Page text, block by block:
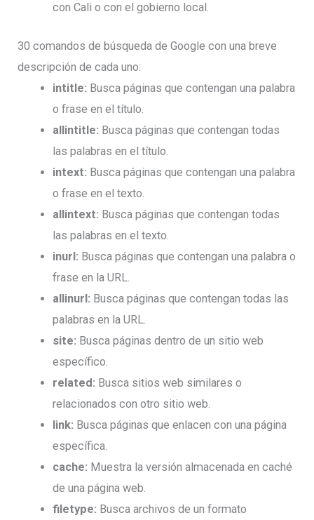
con Cali o con el gobierno local.
30 comandos de búsqueda de Google con una breve
descripción de cada uno:
intitle: Busca páginas que contengan una palabra
o frase en el título.
allintitle: Busca páginas que contengan todas
las palabras en el título.
intext: Busca páginas que contengan una palabra
o frase en el texto.
allintext: Busca páginas que contengan todas
las palabras en el texto.
inurl: Busca páginas que contengan una palabra o
frase en la URL.
allinurl: Busca páginas que contengan todas las
palabras en la URL.
site: Busca páginas dentro de un sitio web
específico.
related: Busca sitios web similares o
relacionados con otro sitio web.
link: Busca páginas que enlacen con una página
específica.
cache: Muestra la versión almacenada en caché
de una página web.
filetype: Busca archivos de un formato